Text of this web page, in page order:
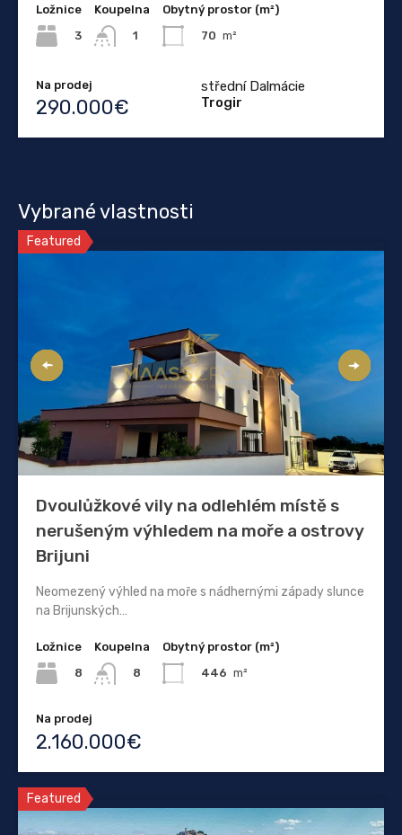
Ložnice
3
Koupelna
1
Obytný prostor (m²)
70 m²
Na prodej
290.000€
střední Dalmácie
Trogir
Vybrané vlastnosti
Featured
Dvoulůžkové vily na odlehlém místě s
nerušeným výhledem na moře a ostrovy
Brijuni
Neomezený výhled na moře s nádhernými západy slunce
na Brijunských…
Ložnice
8
Koupelna
8
Obytný prostor (m²)
446 m²
Na prodej
2.160.000€
Featured